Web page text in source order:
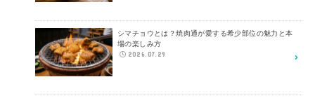
シマチョウとは？焼肉通が愛する希少部位の魅力と本
場の楽しみ方
2026.07.29